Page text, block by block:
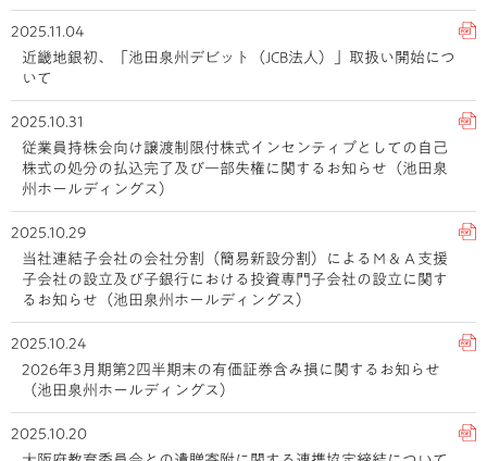
2025.11.04
近畿地銀初、「池田泉州デビット（JCB法人）」取扱い開始につ
いて
2025.10.31
従業員持株会向け譲渡制限付株式インセンティブとしての自己
株式の処分の払込完了及び一部失権に関するお知らせ（池田泉
州ホールディングス）
2025.10.29
当社連結子会社の会社分割（簡易新設分割）によるＭ＆Ａ支援
子会社の設立及び子銀行における投資専門子会社の設立に関す
るお知らせ（池田泉州ホールディングス）
2025.10.24
2026年3月期第2四半期末の有価証券含み損に関するお知らせ
（池田泉州ホールディングス）
2025.10.20